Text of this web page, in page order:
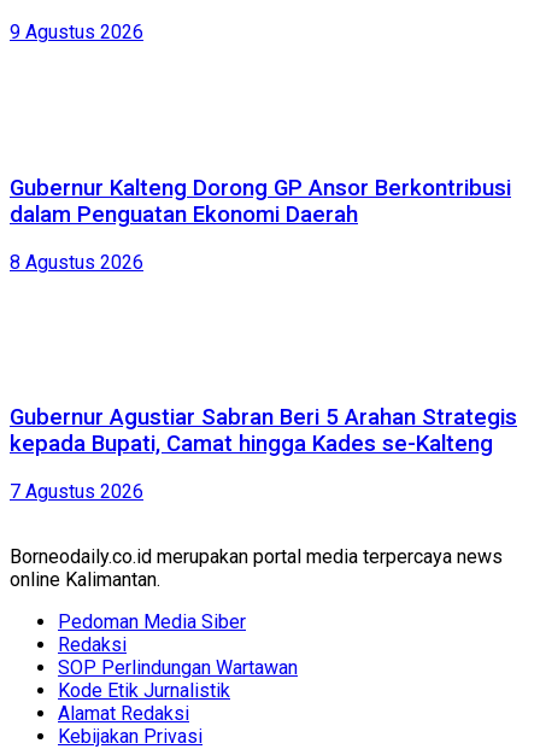
9 Agustus 2026
Gubernur Kalteng Dorong GP Ansor Berkontribusi
dalam Penguatan Ekonomi Daerah
8 Agustus 2026
Gubernur Agustiar Sabran Beri 5 Arahan Strategis
kepada Bupati, Camat hingga Kades se-Kalteng
7 Agustus 2026
Borneodaily.co.id merupakan portal media terpercaya news
online Kalimantan.
Pedoman Media Siber
Redaksi
SOP Perlindungan Wartawan
Kode Etik Jurnalistik
Alamat Redaksi
Kebijakan Privasi